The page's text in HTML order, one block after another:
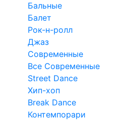
Бальные
Балет
Рок-н-ролл
Джаз
Современные
Все Современные
Street Dance
Хип-хоп
Break Dance
Контемпорари